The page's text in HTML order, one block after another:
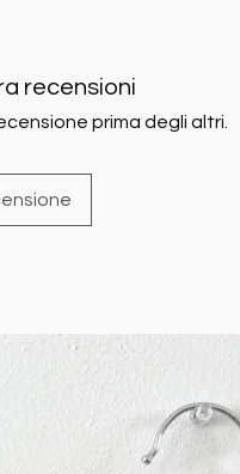
recensioni
prima degli altri.